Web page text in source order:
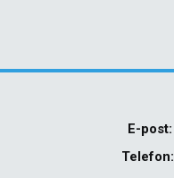
E-post:
Telefon: